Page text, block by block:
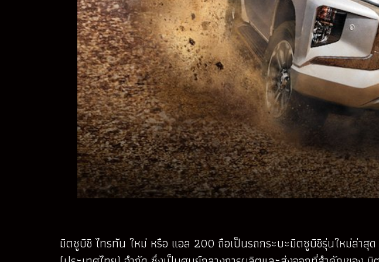
มิตซูบิชิ ไทรทัน ใหม่ หรือ แอล 200 ถือเป็นรถกระบะมิตซูบิชิรุ่นใหม่ล่